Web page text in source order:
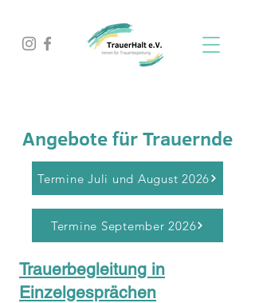
Angebote für Trauernde
Termine Juli und August 2026
Trauerbegleitung in
Einzelgesprächen
Termine September 2026